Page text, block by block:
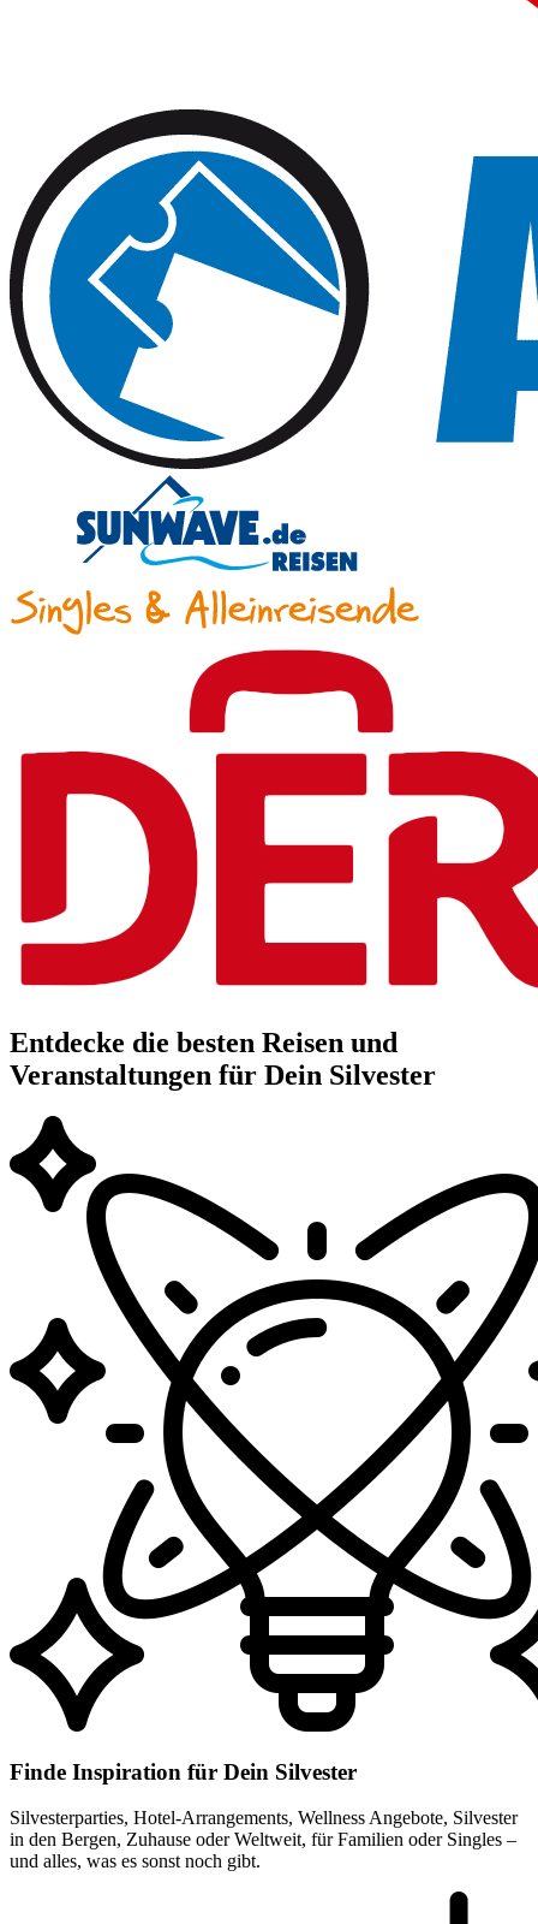
Entdecke die besten Reisen und
Veranstaltungen für Dein Silvester
Finde Inspiration für Dein Silvester
Silvesterparties, Hotel-Arrangements, Wellness Angebote, Silvester
in den Bergen, Zuhause oder Weltweit, für Familien oder Singles –
und alles, was es sonst noch gibt.